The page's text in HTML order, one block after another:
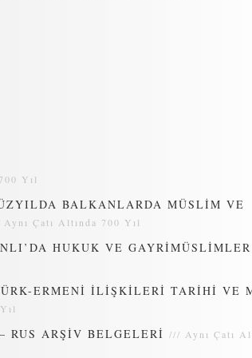
Yıl
BALKANLARDA MÜSLİM VE
Aynı Çatı Altında 700 Yıl
HUKUK VE GAYRİMÜSLİMLER
ERMENİ İLİŞKİLERİ TARİHİ VE
RUS ARŞİV BELGELERİ /// Aynı Çatı